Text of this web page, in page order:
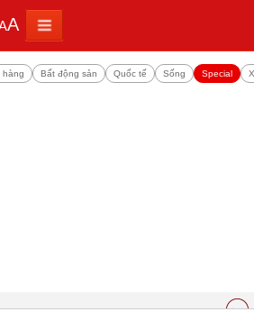
A
hàng Bất động sản Quốc tế Sống Special